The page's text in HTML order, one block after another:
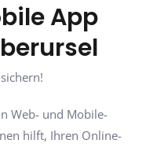
App
Web- und Mobile-
hilft, Ihren Online-